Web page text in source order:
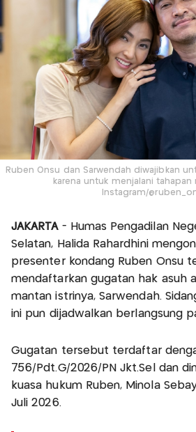
Ruben Onsu dan Sarwendah diwajibkan
karena untuk menjalani tahapan
Instagram/
JAKARTA- Humas Pengadilan
Selatan, Halida Rahardhini
presenter kondang Ruben Onsu
mendaftarkan gugatan hak asuh
mantan istrinya, Sarwendah.
ini pun dijadwalkan berlangsung
Gugatan tersebut terdaftar
756/Pdt.G/2026/PN Jkt.Sel dan
kuasa hukum Ruben, Minola
Juli 2026.